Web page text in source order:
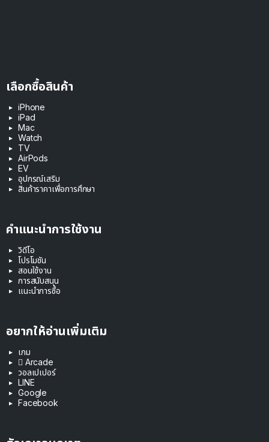
เลือกซื้อสินค้า
iPhone
iPad
Mac
Watch
TV
AirPods
EV
อุปกรณ์เสริม
สินค้าราคาเพื่อการศึกษา
คำแนะนำการใช้งาน
วิดีโอ
โปรโมชัน
สอนใช้งาน
การสนับสนุน
แนะนำการซื้อ
อยากให้อ่านเพิ่มเติม
เกม
 Arcade
วอลเปเปอร์
LINE
Google
Facebook